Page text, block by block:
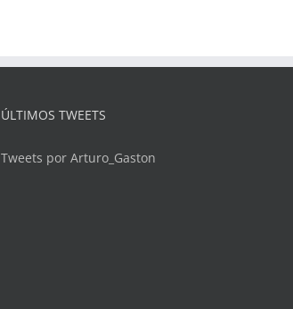
ÚLTIMOS TWEETS
Tweets por Arturo_Gaston